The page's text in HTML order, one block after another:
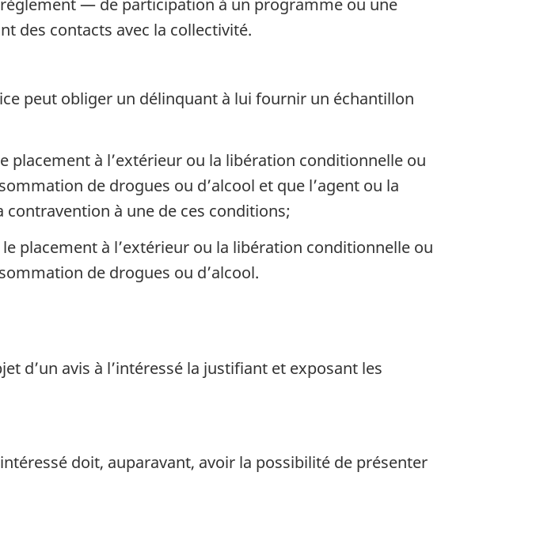
— de participation à un programme ou une
des contacts avec la collectivité.
peut obliger un délinquant à lui fournir un échantillon
à l’extérieur ou la libération conditionnelle ou
de drogues ou d’alcool et que l’agent ou la
à une de ces conditions;
placement à l’extérieur ou la libération conditionnelle ou
de drogues ou d’alcool.
d’un avis à l’intéressé la justifiant et exposant les
doit, auparavant, avoir la possibilité de présenter